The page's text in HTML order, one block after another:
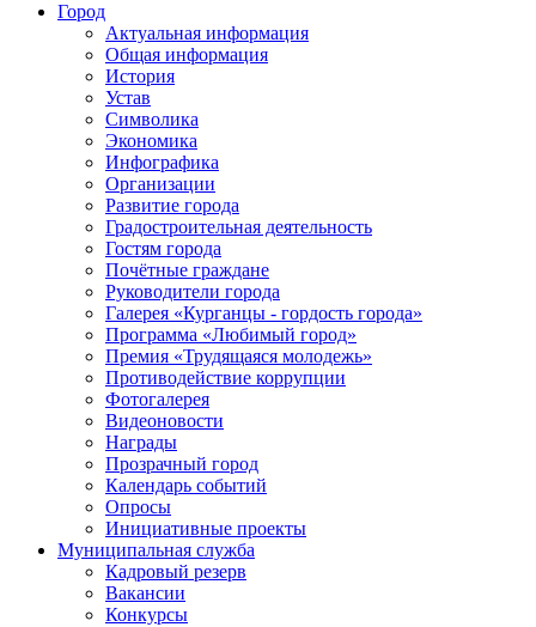
Город
Актуальная информация
Общая информация
История
Устав
Символика
Экономика
Инфографика
Организации
Развитие города
Градостроительная деятельность
Гостям города
Почётные граждане
Руководители города
Галерея «Курганцы - гордость города»
Программа «Любимый город»
Премия «Трудящаяся молодежь»
Противодействие коррупции
Фотогалерея
Видеоновости
Награды
Прозрачный город
Календарь событий
Опросы
Инициативные проекты
Муниципальная служба
Кадровый резерв
Вакансии
Конкурсы